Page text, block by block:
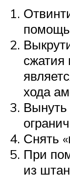
хода
Вынуть
Снять
При
из